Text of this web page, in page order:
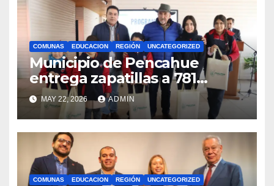
COMUNAS EDUCACION REGIÓN UNCATEGORIZED
Municipio de Pencahue
entrega zapatillas a 781
estudiantes con recursos del
Royalty Minero
MAY 22, 2026 ADMIN
COMUNAS EDUCACION REGIÓN UNCATEGORIZED